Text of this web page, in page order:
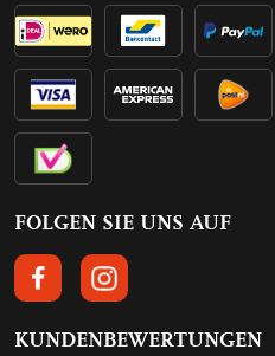
FOLGEN SIE UNS AUF
FOLGEN SIE UNS AUF
FOLGEN SIE UNS
KUNDENBEWERTUNGEN